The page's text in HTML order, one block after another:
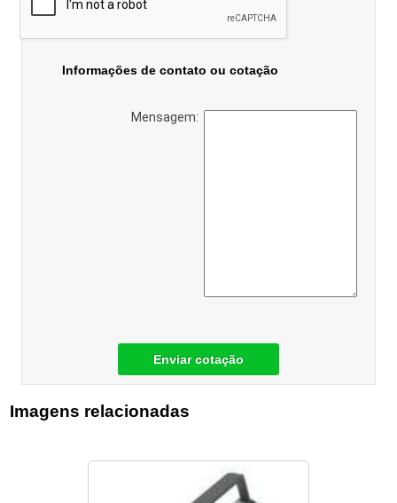
Informações de contato ou cotação
Mensagem:
Enviar cotação
Imagens relacionadas